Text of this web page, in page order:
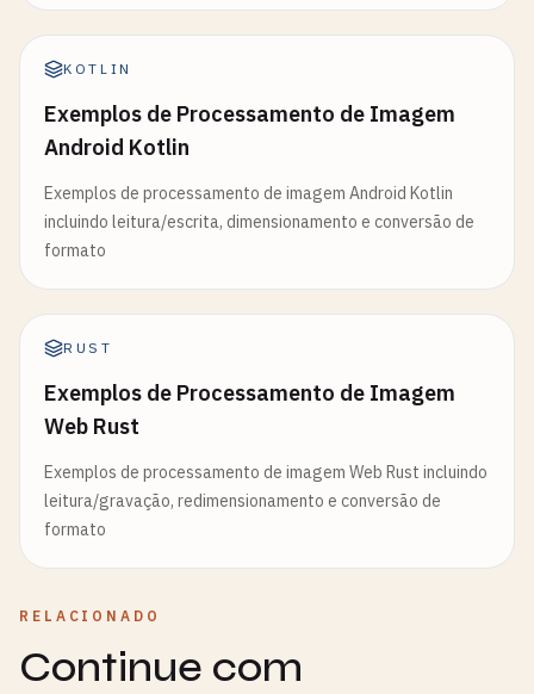
KOTLIN
Exemplos de Processamento de Imagem
Android Kotlin
Exemplos de processamento de imagem Android Kotlin
incluindo leitura/escrita, dimensionamento e conversão de
formato
RUST
Exemplos de Processamento de Imagem
Web Rust
Exemplos de processamento de imagem Web Rust incluindo
leitura/gravação, redimensionamento e conversão de
formato
RELACIONADO
Continue com